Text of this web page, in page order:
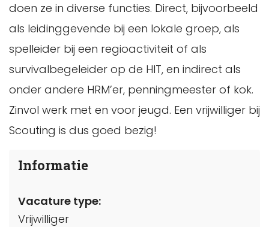
doen ze in diverse functies. Direct, bijvoorbeeld
als leidinggevende bij een lokale groep, als
spelleider bij een regioactiviteit of als
survivalbegeleider op de HIT, en indirect als
onder andere HRM’er, penningmeester of kok.
Zinvol werk met en voor jeugd. Een vrijwilliger bij
Scouting is dus goed bezig!
Informatie
Vacature type:
Vrijwilliger